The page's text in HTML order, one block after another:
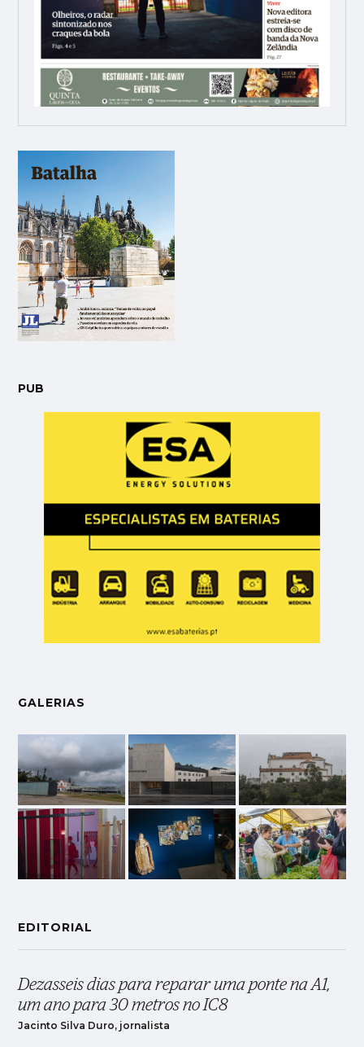
PUB
GALERIAS
EDITORIAL
Dezasseis dias para reparar uma ponte na A1,
um ano para 30 metros no IC8
Jacinto Silva Duro, jornalista